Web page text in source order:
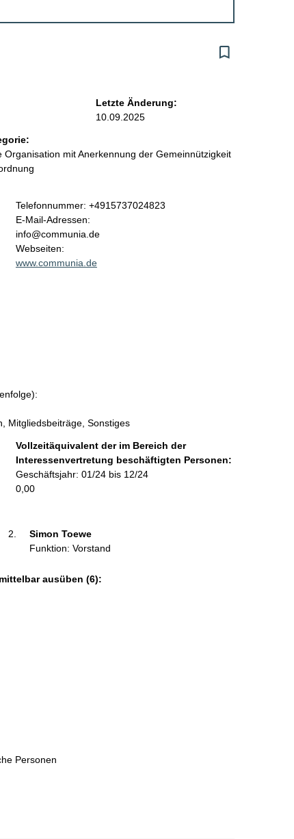
Letzte Änderung:
10.09.2025
Organisation mit Anerkennung der Gemeinnützigkeit
K
o
n
t
a
a
i
n
e
n
:
Telefonnummer: +4915737024823
E-Mail-Adressen:
info@communia.de
Webseiten:
www.communia.de
Mitgliedsbeiträge, Sonstiges
Vollzeitäquivalent der im Bereich der
Interessenvertretung beschäftigten Personen:
Geschäftsjahr: 01/24 bis 12/24
0,00
Simon Toewe
Funktion: Vorstand
ausüben (6):
Personen